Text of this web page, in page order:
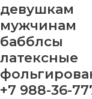
девушкам
мужчинам
бабблсы
латексные
+7 988-36-